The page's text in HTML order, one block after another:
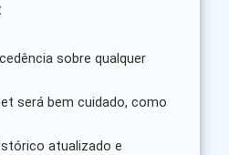
sobre qualquer
será bem cuidado, como
atualizado e